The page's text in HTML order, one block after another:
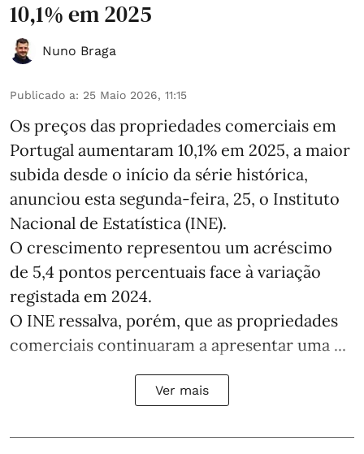
10,1% em 2025
Nuno Braga
Publicado a: 25 Maio 2026, 11:15
Os preços das propriedades comerciais em
Portugal aumentaram 10,1% em 2025, a maior
subida desde o início da série histórica,
anunciou esta segunda-feira, 25, o Instituto
Nacional de Estatística (INE).
O crescimento representou um acréscimo
de 5,4 pontos percentuais face à variação
registada em 2024.
O INE ressalva, porém, que as propriedades
comerciais continuaram a apresentar uma ...
Ver mais